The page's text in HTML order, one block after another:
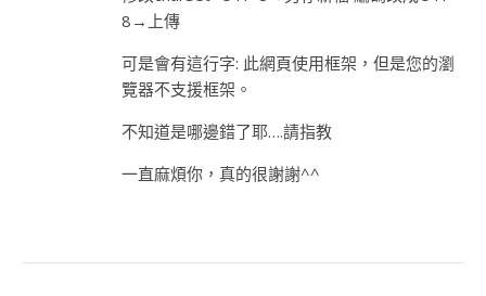
8→上傳
可是會有這行字: 此網頁使用框架，但是您的瀏
覽器不支援框架。
不知道是哪邊錯了耶….請指教
一直麻煩你，真的很謝謝^^